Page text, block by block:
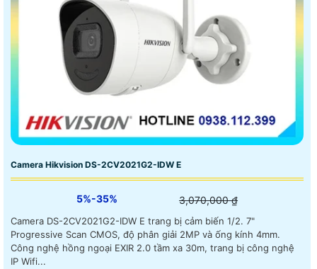
Camera Hikvision DS-2CV2021G2-IDW E
5%-35% 3,070,000 ₫
Camera DS-2CV2021G2-IDW E trang bị cảm biến 1/2. 7"
Progressive Scan CMOS, độ phân giải 2MP và ống kính 4mm.
Công nghệ hồng ngoại EXIR 2.0 tầm xa 30m, trang bị công nghệ
IP Wifi...